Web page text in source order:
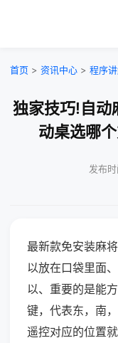
首页 > 资讯中心 > 程序
独家技巧!自动
动桌选哪
发布
最新款免安装麻
以放在口袋里面
以、重要的是能
键，代表东，南
遥控对应的位置